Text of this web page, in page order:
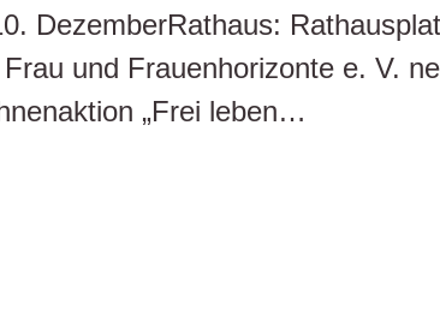
DezemberRathaus:
und Frauenhorizonte e. V.
„Frei leben…